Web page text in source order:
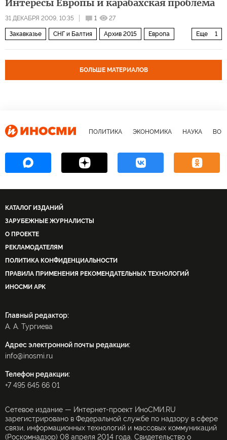
Интересы Европы и карабахская проблема
31 ДЕКАБРЯ 2009, 10:35 1 27
Еще 1
Закавказье СНГ и Балтия Архив 2015 Европа
БОЛЬШЕ МАТЕРИАЛОВ
ПОЛИТИКА ЭКОНОМИКА НАУКА
КАТАЛОГ ИЗДАНИЙ
ЗАРУБЕЖНЫЕ ЖУРНАЛИСТЫ
О ПРОЕКТЕ
РЕКЛАМОДАТЕЛЯМ
ПОЛИТИКА КОНФИДЕНЦИАЛЬНОСТИ
ПРАВИЛА ПРИМЕНЕНИЯ РЕКОМЕНДАТЕЛЬНЫХ ТЕХНОЛОГИЙ
ИНОСМИ APK
Главный редактор:
А. А. Тургиева
Адрес электронной почты редакции:
info@inosmi.ru
Телефон редакции:
+7 495 645 66 01
Сетевое издание — Интернет-проект ИноСМИ.RU
зарегистрировано в Федеральной службе по надзору в сфере
связи, информационных технологий и массовых коммуникаций
(Роскомнадзор) 08 апреля 2014 года. Свидетельство о